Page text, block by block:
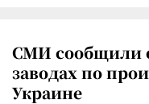
СМИ сообщили
заводах по
Украине